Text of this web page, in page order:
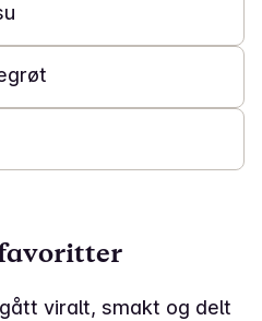
viralt, smakt og delt